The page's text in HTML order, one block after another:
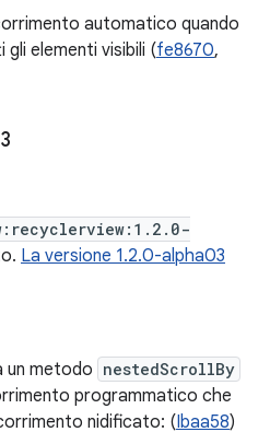
automatico quando
elementi visibili (fe8670,
La versione 1.2.0-alpha03
un metodo nestedScrollBy
programmatico che
nidificato: (Ibaa58)